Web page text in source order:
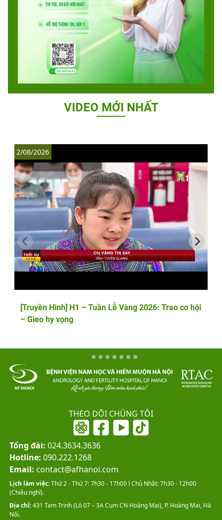
VIDEO MỚI NHẤT
[Truyền Hình] H1 – Tuần Lễ Vàng 2026: Trao cơ hội
– Gieo hy vọng
2/08/2026
THEO DÕI CHÚNG TÔI
Tổng đài: 024.3634.3636
Hotline: 090.222.1268
Email: contact@afhanoi.com
Lịch làm việc:Thứ 2 - Thứ 7: 7h30 - 17h00 l Chủ Nhật: 7h30 - 12h00
(Chiều nghỉ).
Địa chỉ:431 Tam Trinh (Lô 07 – 3A Cụm CN Hoàng Mai), P. Hoàng Mai, Hà
Nội.